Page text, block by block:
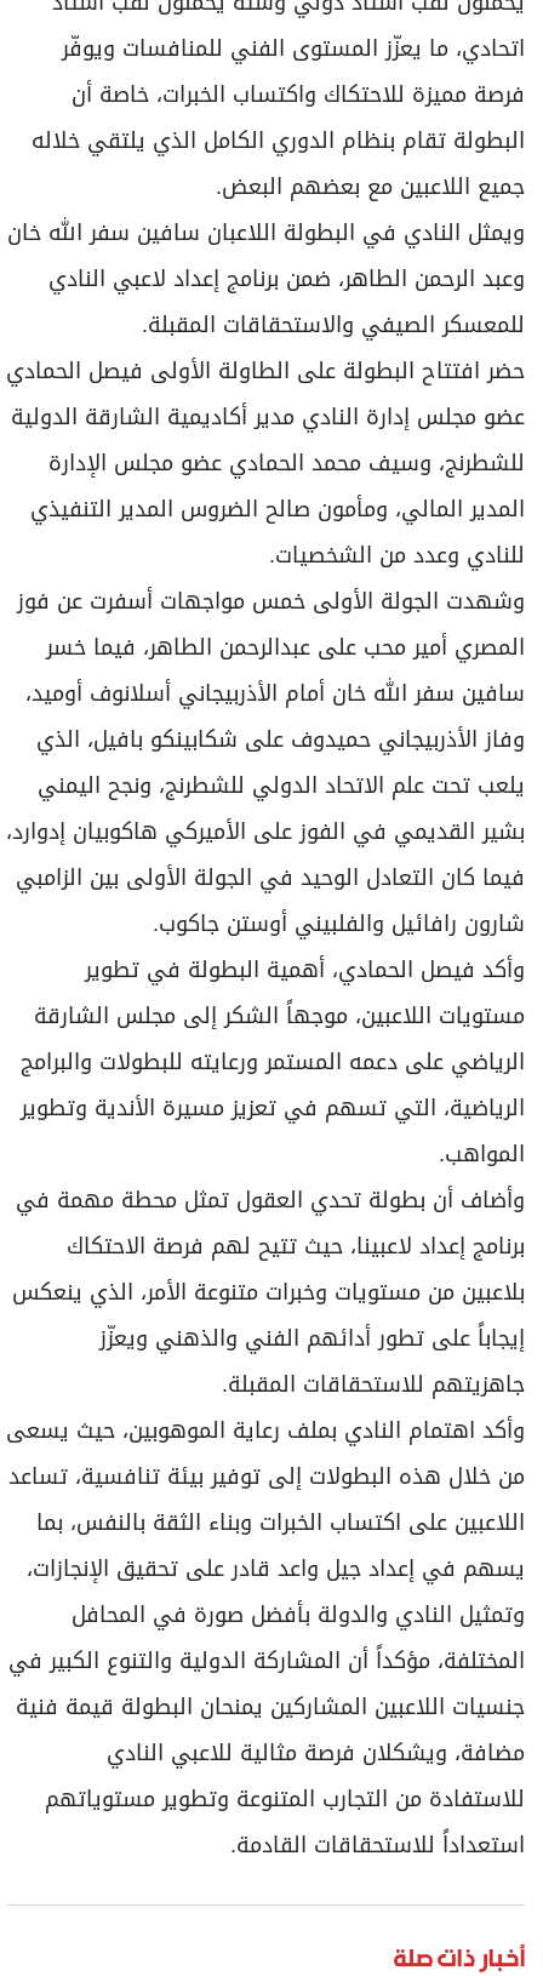
اتحادي، ما يعزّز المستوى الفني للمنافسات ويوفّر
فرصة مميزة للاحتكاك واكتساب الخبرات، خاصة أن
البطولة تقام بنظام الدوري الكامل الذي يلتقي خلاله
جميع اللاعبين مع بعضهم البعض.
ويمثل النادي في البطولة اللاعبان سافين سفر الله خان
وعبد الرحمن الطاهر، ضمن برنامج إعداد لاعبي النادي
للمعسكر الصيفي والاستحقاقات المقبلة.
حضر افتتاح البطولة على الطاولة الأولى فيصل الحمادي
عضو مجلس إدارة النادي مدير أكاديمية الشارقة الدولية
للشطرنج، وسيف محمد الحمادي عضو مجلس الإدارة
المدير المالي، ومأمون صالح الضروس المدير التنفيذي
للنادي وعدد من الشخصيات.
وشهدت الجولة الأولى خمس مواجهات أسفرت عن فوز
المصري أمير محب على عبدالرحمن الطاهر، فيما خسر
سافين سفر الله خان أمام الأذربيجاني أسلانوف أوميد،
وفاز الأذربيجاني حميدوف على شكابينكو بافيل، الذي
يلعب تحت علم الاتحاد الدولي للشطرنج، ونجح اليمني
بشير القديمي في الفوز على الأميركي هاكوبيان إدوارد،
فيما كان التعادل الوحيد في الجولة الأولى بين الزامبي
شارون رافائيل والفلبيني أوستن جاكوب.
وأكد فيصل الحمادي، أهمية البطولة في تطوير
مستويات اللاعبين، موجهاً الشكر إلى مجلس الشارقة
الرياضي على دعمه المستمر ورعايته للبطولات والبرامج
الرياضية، التي تسهم في تعزيز مسيرة الأندية وتطوير
المواهب.
وأضاف أن بطولة تحدي العقول تمثل محطة مهمة في
برنامج إعداد لاعبينا، حيث تتيح لهم فرصة الاحتكاك
بلاعبين من مستويات وخبرات متنوعة الأمر، الذي ينعكس
إيجاباً على تطور أدائهم الفني والذهني ويعزّز
جاهزيتهم للاستحقاقات المقبلة.
وأكد اهتمام النادي بملف رعاية الموهوبين، حيث يسعى
من خلال هذه البطولات إلى توفير بيئة تنافسية، تساعد
اللاعبين على اكتساب الخبرات وبناء الثقة بالنفس، بما
يسهم في إعداد جيل واعد قادر على تحقيق الإنجازات،
وتمثيل النادي والدولة بأفضل صورة في المحافل
المختلفة، مؤكداً أن المشاركة الدولية والتنوع الكبير في
جنسيات اللاعبين المشاركين يمنحان البطولة قيمة فنية
مضافة، ويشكلان فرصة مثالية للاعبي النادي
للاستفادة من التجارب المتنوعة وتطوير مستوياتهم
استعداداً للاستحقاقات القادمة.
أخبار ذات صلة